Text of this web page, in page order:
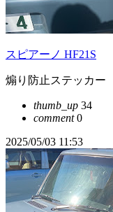
スピアーノ HF21S
煽り防止ステッカー
thumb_up 34
comment0
2025/05/03 11:53